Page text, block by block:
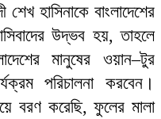
হাসিনাকে বাংলাদেশের
উদ্ভব হয়, তাহলে
মানুষের ওয়ান–টুর
পরিচালনা করবেন।
বরণ করেছি, ফুলের মালা